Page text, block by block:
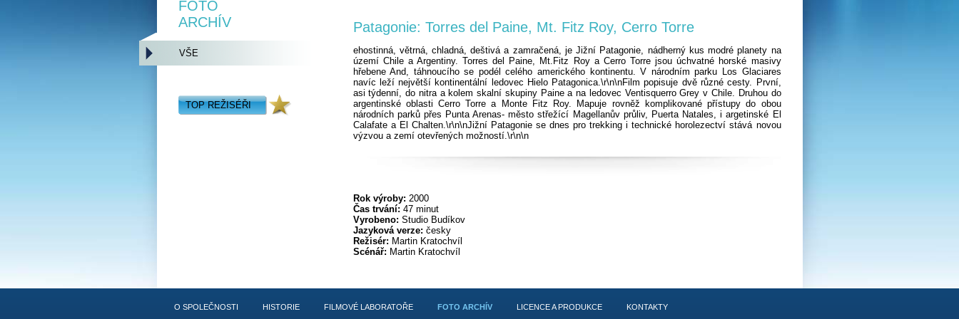
Patagonie: Torres del Paine, Mt. Fitz Roy, Cerro Torre
ehostinná, větrná, chladná, deštivá a zamračená, je Jižní Patagonie, nádherný kus modré planety na
území Chile a Argentiny. Torres del Paine, Mt.Fitz Roy a Cerro Torre jsou úchvatné horské masivy
hřebene And, táhnoucího se podél celého amerického kontinentu. V národním parku Los Glaciares
navíc leží největší kontinentální ledovec Hielo Patagonica.\r\n\nFilm popisuje dvě různé cesty. První,
asi týdenní, do nitra a kolem skalní skupiny Paine a na ledovec Ventisquerro Grey v Chile. Druhou do
argentinské oblasti Cerro Torre a Monte Fitz Roy. Mapuje rovněž komplikované přístupy do obou
národních parků přes Punta Arenas- město střežící Magellanův průliv, Puerta Natales, i argetinské El
Calafate a El Chalten.\r\n\nJižní Patagonie se dnes pro trekking i technické horolezectví stává novou
výzvou a zemí otevřených možností.\r\n\n
Rok výroby: 2000
Čas trvání: 47 minut
Vyrobeno: Studio Budíkov
Jazyková verze: česky
Režisér: Martin Kratochvíl
Scénář: Martin Kratochvíl
FOTO
ARCHÍV
VŠE
TOP REŽISÉŘI
O SPOLEČNOSTI HISTORIE FILMOVÉ LABORATOŘE FOTO ARCHÍV LICENCE A PRODUKCE KONTAKTY